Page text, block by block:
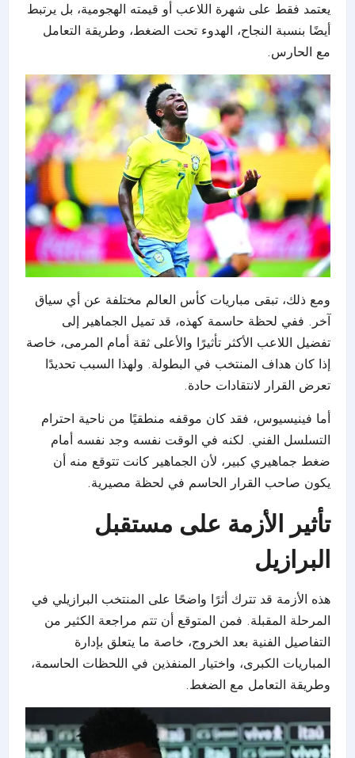
يعتمد فقط على شهرة اللاعب أو قيمته الهجومية، بل يرتبط
أيضًا بنسبة النجاح، الهدوء تحت الضغط، وطريقة التعامل
مع الحارس.
ومع ذلك، تبقى مباريات كأس العالم مختلفة عن أي سياق
آخر. ففي لحظة حاسمة كهذه، قد تميل الجماهير إلى
تفضيل اللاعب الأكثر تأثيرًا والأعلى ثقة أمام المرمى، خاصة
إذا كان هداف المنتخب في البطولة. ولهذا السبب تحديدًا
تعرض القرار لانتقادات حادة.
أما فينيسيوس، فقد كان موقفه منطقيًا من ناحية احترام
التسلسل الفني. لكنه في الوقت نفسه وجد نفسه أمام
ضغط جماهيري كبير، لأن الجماهير كانت تتوقع منه أن
يكون صاحب القرار الحاسم في لحظة مصيرية.
تأثير الأزمة على مستقبل
البرازيل
هذه الأزمة قد تترك أثرًا واضحًا على المنتخب البرازيلي في
المرحلة المقبلة. فمن المتوقع أن تتم مراجعة الكثير من
التفاصيل الفنية بعد الخروج، خاصة ما يتعلق بإدارة
المباريات الكبرى، واختيار المنفذين في اللحظات الحاسمة،
وطريقة التعامل مع الضغط.